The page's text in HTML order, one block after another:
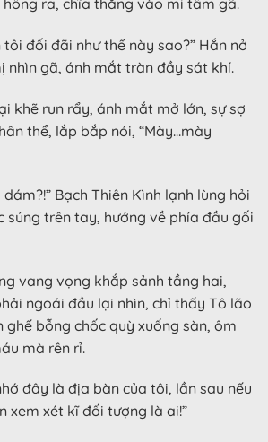
hông ra, chĩa thẳng vào mi tâm gã.
đối đãi như thế này sao?” Hắn nở
nhìn gã, ánh mắt tràn đầy sát khí.
khẽ run rẩy, ánh mắt mở lớn, sự sợ
thể, lắp bắp nói, “Mày…mày
Bạch Thiên Kình lạnh lùng hỏi
súng trên tay, hướng về phía đầu gối
vang vọng khắp sảnh tầng hai,
ngoái đầu lại nhìn, chỉ thấy Tô lão
bỗng chốc quỳ xuống sàn, ôm
mà rên rỉ.
đây là địa bàn của tôi, lần sau nếu
xem xét kĩ đối tượng là ai!”